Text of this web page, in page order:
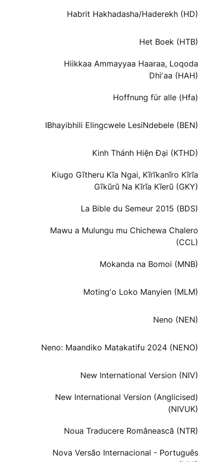
Habrit Hakhadasha/Haderekh (HD)
Het Boek (HTB)
Hiikkaa Ammayyaa Haaraa, Loqoda
Dhiʼaa (HAH)
Hoffnung für alle (Hfa)
IBhayibhili Elingcwele LesiNdebele (BEN)
Kinh Thánh Hiện Đại (KTHD)
Kiugo Gĩtheru Kĩa Ngai, Kĩrĩkanĩro Kĩrĩa
Gĩkũrũ Na Kĩrĩa Kĩerũ (GKY)
La Bible du Semeur 2015 (BDS)
Mawu a Mulungu mu Chichewa Chalero
(CCL)
Mokanda na Bomoi (MNB)
Motingʼo Loko Manyien (MLM)
Neno (NEN)
Neno: Maandiko Matakatifu 2024 (NENO)
New International Version (NIV)
New International Version (Anglicised)
(NIVUK)
Noua Traducere Românească (NTR)
Nova Versão Internacional - Português